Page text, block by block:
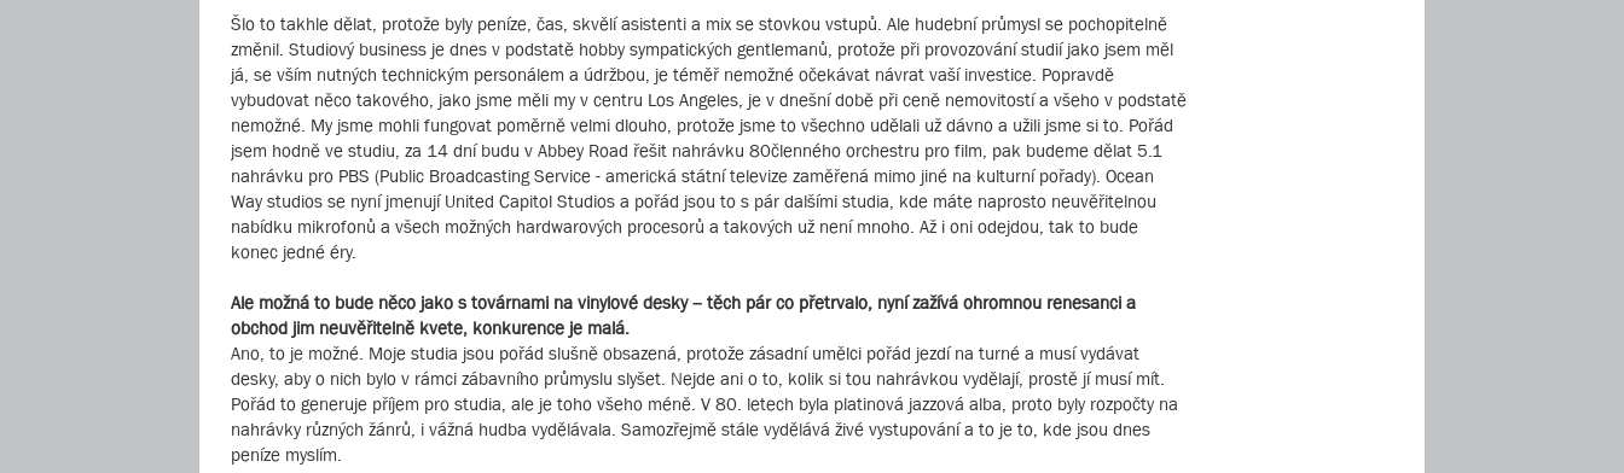
Šlo to takhle dělat, protože byly peníze, čas, skvělí asistenti a mix se stovkou vstupů. Ale hudební průmysl se pochopitelně
změnil. Studiový business je dnes v podstatě hobby sympatických gentlemanů, protože při provozování studií jako jsem měl
já, se vším nutných technickým personálem a údržbou, je téměř nemožné očekávat návrat vaší investice. Popravdě
vybudovat něco takového, jako jsme měli my v centru Los Angeles, je v dnešní době při ceně nemovitostí a všeho v podstatě
nemožné. My jsme mohli fungovat poměrně velmi dlouho, protože jsme to všechno udělali už dávno a užili jsme si to. Pořád
jsem hodně ve studiu, za 14 dní budu v Abbey Road řešit nahrávku 80členného orchestru pro film, pak budeme dělat 5.1
nahrávku pro PBS (Public Broadcasting Service - americká státní televize zaměřená mimo jiné na kulturní pořady). Ocean
Way studios se nyní jmenují United Capitol Studios a pořád jsou to s pár dalšími studia, kde máte naprosto neuvěřitelnou
nabídku mikrofonů a všech možných hardwarových procesorů a takových už není mnoho. Až i oni odejdou, tak to bude
konec jedné éry.
Ale možná to bude něco jako s továrnami na vinylové desky – těch pár co přetrvalo, nyní zažívá ohromnou renesanci a
obchod jim neuvěřitelně kvete, konkurence je malá.
Ano, to je možné. Moje studia jsou pořád slušně obsazená, protože zásadní umělci pořád jezdí na turné a musí vydávat
desky, aby o nich bylo v rámci zábavního průmyslu slyšet. Nejde ani o to, kolik si tou nahrávkou vydělají, prostě jí musí mít.
Pořád to generuje příjem pro studia, ale je toho všeho méně. V 80. letech byla platinová jazzová alba, proto byly rozpočty na
nahrávky různých žánrů, i vážná hudba vydělávala. Samozřejmě stále vydělává živé vystupování a to je to, kde jsou dnes
peníze myslím.